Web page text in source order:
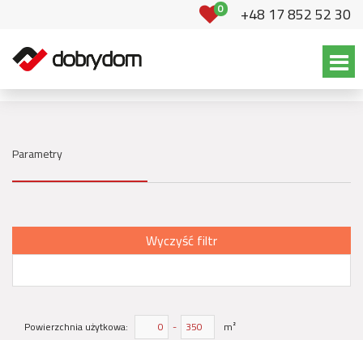
0 +48 17 852 52 30
Parametry
Wyczyść filtr
Powierzchnia użytkowa: - m²